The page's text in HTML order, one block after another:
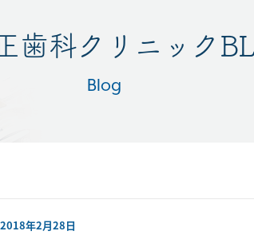
歯科クリニック
Blog
2018年2月28日